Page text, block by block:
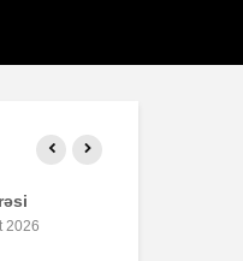
bir
qisas